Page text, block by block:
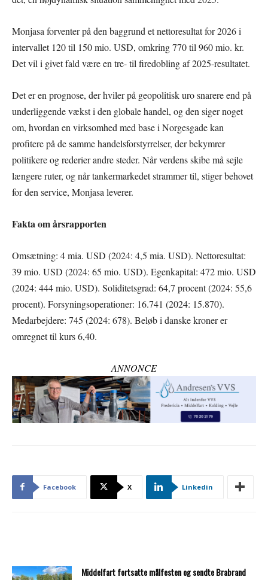
Monjasa forventer på den baggrund et nettoresultat for 2026 i
intervallet 120 til 150 mio. USD, omkring 770 til 960 mio. kr.
Det vil i givet fald være en tre- til firedobling af 2025-resultatet.
Det er en prognose, der hviler på geopolitisk uro snarere end på
underliggende vækst i den globale handel, og den siger noget
om, hvordan en virksomhed med base i Norgesgade kan
profitere på de samme handelsforstyrrelser, der bekymrer
politikere og rederier andre steder. Når verdens skibe må sejle
længere ruter, og når tankermarkedet strammer til, stiger behovet
for den service, Monjasa leverer.
Fakta om årsrapporten
Omsætning: 4 mia. USD (2024: 4,5 mia. USD). Nettoresultat:
39 mio. USD (2024: 65 mio. USD). Egenkapital: 472 mio. USD
(2024: 444 mio. USD). Soliditetsgrad: 64,7 procent (2024: 55,6
procent). Forsyningsoperationer: 16.741 (2024: 15.870).
Medarbejdere: 745 (2024: 678). Beløb i danske kroner er
omregnet til kurs 6,40.
ANNONCE
Facebook X Linkedin
Middelfart fortsatte målfesten og sendte Brabrand